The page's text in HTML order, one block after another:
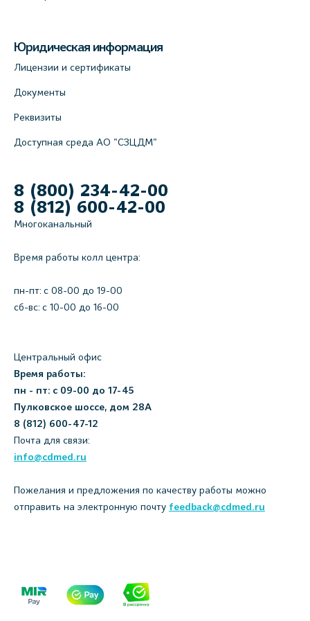
На карте
Юридическая информация
Лицензии и сертификаты
Документы
Реквизиты
Доступная среда АО "СЗЦДМ"
8 (800) 234-42-00
8 (812) 600-42-00
Многоканальный
Время работы колл центра:
пн-пт: c 08-00 до 19-00
сб-вс: с 10-00 до 16-00
Центральный офис
Время работы:
пн - пт: с 09-00 до 17-45
Пулковское шоссе, дом 28А
8 (812) 600-47-12
Почта для связи:
info@cdmed.ru
Пожелания и предложения по качеству работы можно
отправить на электронную почту feedback@cdmed.ru